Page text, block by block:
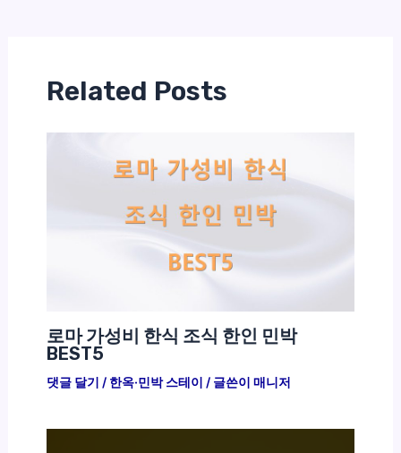
Related Posts
로마 가성비 한식 조식 한인 민박
BEST5
댓글 달기 / 한옥·민박 스테이 / 글쓴이 매니저